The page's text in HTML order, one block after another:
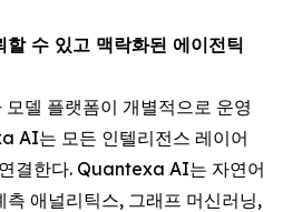
수 있고 맥락화된 에이전틱
델 플랫폼이 개별적으로 운영
AI는 모든 인텔리전스 레이어
결한다. Quantexa AI는 자연어
애널리틱스, 그래프 머신러닝,